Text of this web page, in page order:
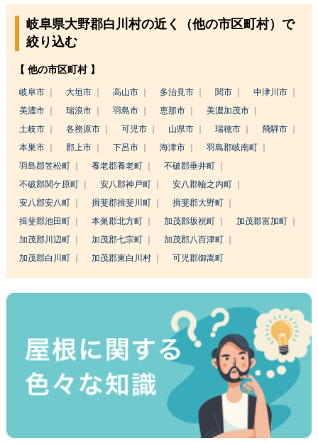
岐阜県大野郡白川村の近く（他の市区町村）で
絞り込む
【 他の市区町村 】
岐阜市 大垣市 高山市 多治見市 関市
中津川市
美濃市
瑞浪市 羽島市 恵那市
美濃加茂市
土岐市
各務原市 可児市 山県市 瑞穂市
飛騨市
本巣市
郡上市 下呂市 海津市
羽島郡岐南町
羽島郡笠松町
養老郡養老町
不破郡垂井町
不破郡関ケ原町
安八郡神戸町
安八郡輪之内町
安八郡安八町
揖斐郡揖斐川町
揖斐郡大野町
揖斐郡池田町
本巣郡北方町 加茂郡坂祝町
加茂郡富加町
加茂郡川辺町
加茂郡七宗町
加茂郡八百津町
加茂郡白川町
加茂郡東白川村 可児郡御嵩町